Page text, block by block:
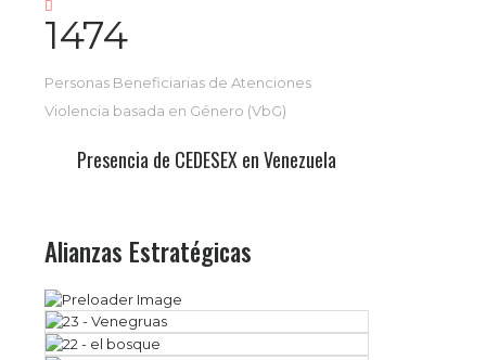
1474
Personas Beneficiarias de Atenciones
Violencia basada en Género (VbG)
Presencia de CEDESEX en Venezuela
Alianzas Estratégicas